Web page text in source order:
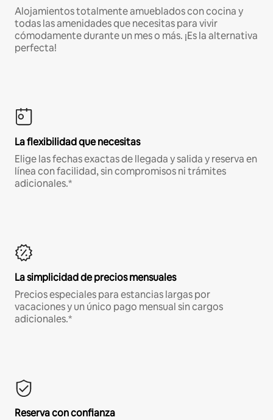
Alojamientos totalmente amueblados con cocina y
todas las amenidades que necesitas para vivir
cómodamente durante un mes o más. ¡Es la alternativa
perfecta!
La flexibilidad que necesitas
Elige las fechas exactas de llegada y salida y reserva en
línea con facilidad, sin compromisos ni trámites
adicionales.*
La simplicidad de precios mensuales
Precios especiales para estancias largas por
vacaciones y un único pago mensual sin cargos
adicionales.*
Reserva con confianza